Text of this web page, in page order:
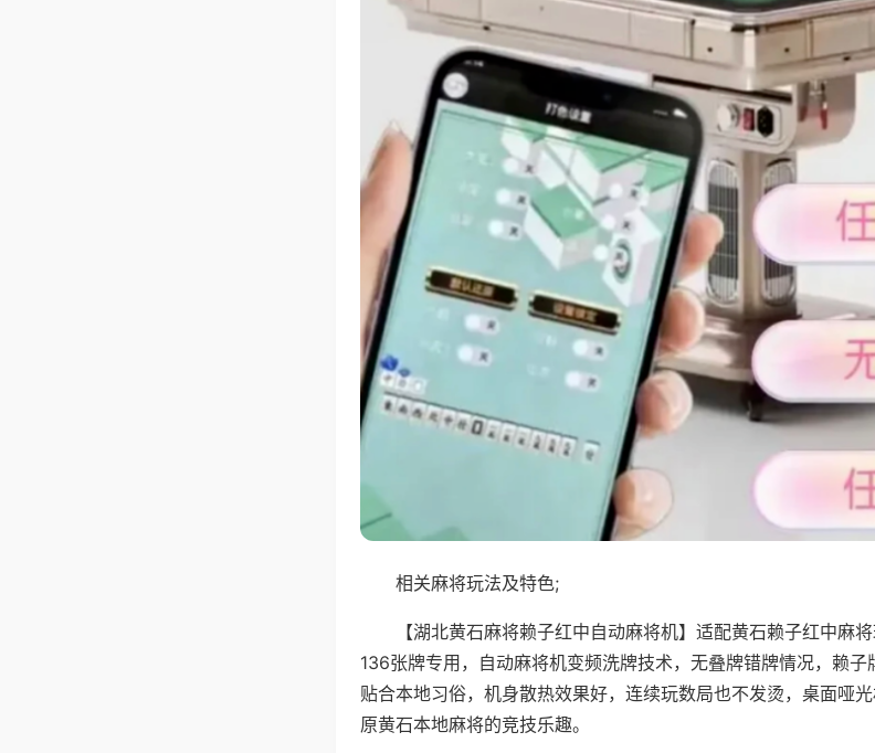
相关麻将玩法及特色;
【湖北黄石麻将赖子红中自动麻将机】适配黄石赖子红中麻
136张牌专用，自动麻将机变频洗牌技术，无叠牌错牌情况，赖
贴合本地习俗，机身散热效果好，连续玩数局也不发烫，桌面哑
原黄石本地麻将的竞技乐趣。